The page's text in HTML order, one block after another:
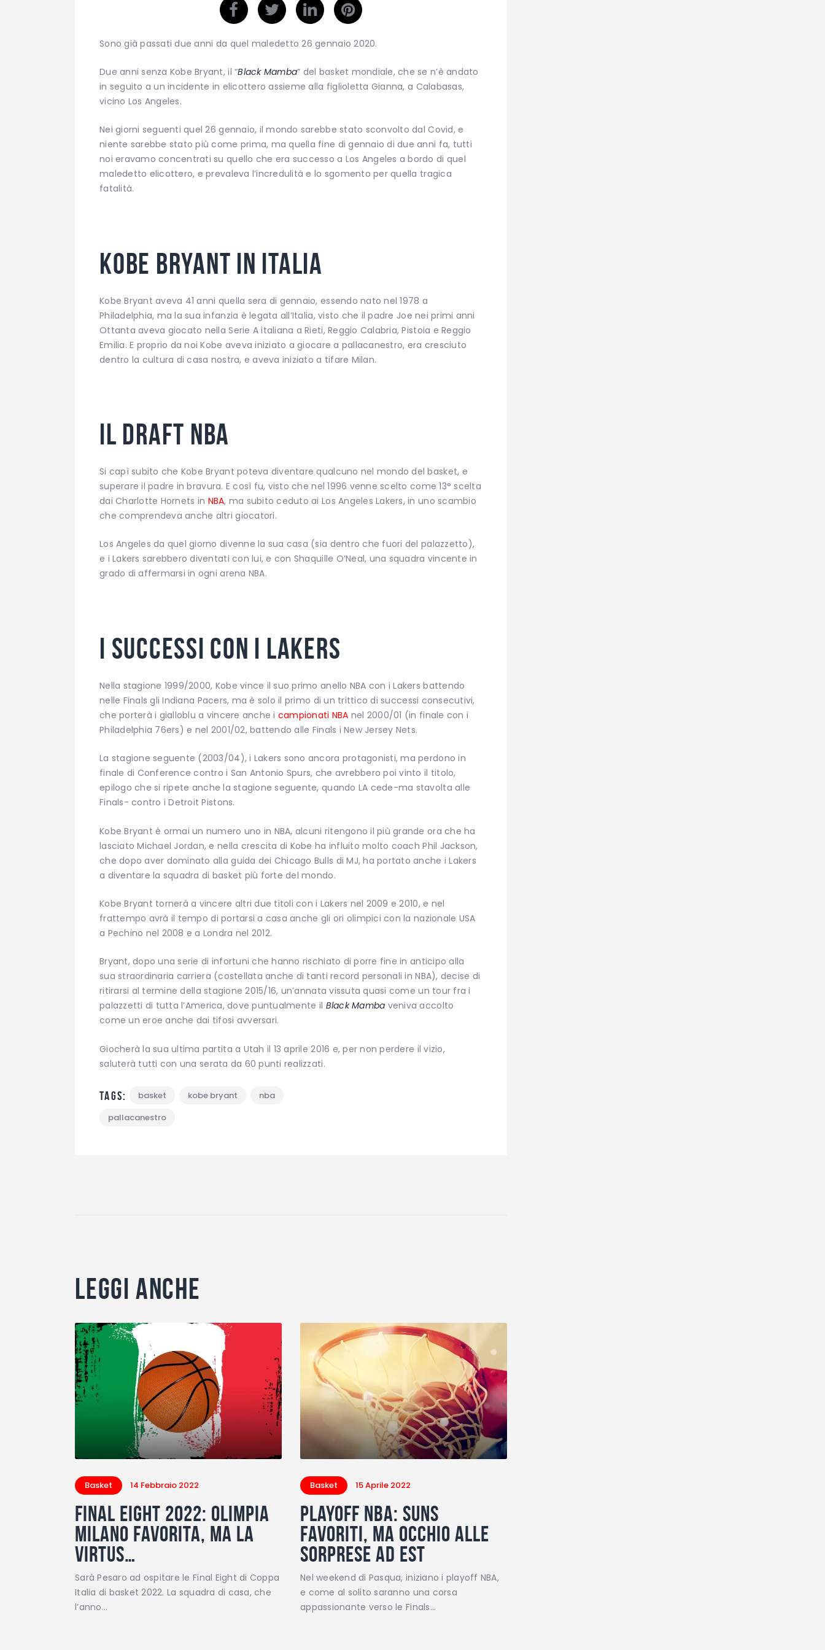
Sono già passati due anni da quel maledetto 26 gennaio 2020.
Due anni senza Kobe Bryant, il “Black Mamba” del basket mondiale, che se n’è andato
in seguito a un incidente in elicottero assieme alla figlioletta Gianna, a Calabasas,
vicino Los Angeles.
Nei giorni seguenti quel 26 gennaio, il mondo sarebbe stato sconvolto dal Covid, e
niente sarebbe stato più come prima, ma quella fine di gennaio di due anni fa, tutti
noi eravamo concentrati su quello che era successo a Los Angeles a bordo di quel
maledetto elicottero, e prevaleva l’incredulità e lo sgomento per quella tragica
fatalità.
Kobe Bryant in Italia
Kobe Bryant aveva 41 anni quella sera di gennaio, essendo nato nel 1978 a
Philadelphia, ma la sua infanzia è legata all’Italia, visto che il padre Joe nei primi anni
Ottanta aveva giocato nella Serie A italiana a Rieti, Reggio Calabria, Pistoia e Reggio
Emilia. E proprio da noi Kobe aveva iniziato a giocare a pallacanestro, era cresciuto
dentro la cultura di casa nostra, e aveva iniziato a tifare Milan.
Il draft NBA
Si capì subito che Kobe Bryant poteva diventare qualcuno nel mondo del basket, e
superare il padre in bravura. E così fu, visto che nel 1996 venne scelto come 13° scelta
dai Charlotte Hornets in NBA, ma subito ceduto ai Los Angeles Lakers, in uno scambio
che comprendeva anche altri giocatori.
Los Angeles da quel giorno divenne la sua casa (sia dentro che fuori del palazzetto),
e i Lakers sarebbero diventati con lui, e con Shaquille O’Neal, una squadra vincente in
grado di affermarsi in ogni arena NBA.
I successi con i Lakers
Nella stagione 1999/2000, Kobe vince il suo primo anello NBA con i Lakers battendo
nelle Finals gli Indiana Pacers, ma è solo il primo di un trittico di successi consecutivi,
che porterà i gialloblu a vincere anche i campionati NBA nel 2000/01 (in finale con i
Philadelphia 76ers) e nel 2001/02, battendo alle Finals i New Jersey Nets.
La stagione seguente (2003/04), i Lakers sono ancora protagonisti, ma perdono in
finale di Conference contro i San Antonio Spurs, che avrebbero poi vinto il titolo,
epilogo che si ripete anche la stagione seguente, quando LA cede-ma stavolta alle
Finals- contro i Detroit Pistons.
Kobe Bryant è ormai un numero uno in NBA, alcuni ritengono il più grande ora che ha
lasciato Michael Jordan, e nella crescita di Kobe ha influito molto coach Phil Jackson,
che dopo aver dominato alla guida dei Chicago Bulls di MJ, ha portato anche i Lakers
a diventare la squadra di basket più forte del mondo.
Kobe Bryant tornerà a vincere altri due titoli con i Lakers nel 2009 e 2010, e nel
frattempo avrà il tempo di portarsi a casa anche gli ori olimpici con la nazionale USA
a Pechino nel 2008 e a Londra nel 2012.
Bryant, dopo una serie di infortuni che hanno rischiato di porre fine in anticipo alla
sua straordinaria carriera (costellata anche di tanti record personali in NBA), decise di
ritirarsi al termine della stagione 2015/16, un’annata vissuta quasi come un tour fra i
palazzetti di tutta l’America, dove puntualmente il Black Mamba veniva accolto
come un eroe anche dai tifosi avversari.
Giocherà la sua ultima partita a Utah il 13 aprile 2016 e, per non perdere il vizio,
saluterà tutti con una serata da 60 punti realizzati.
Tags: basket kobe bryant
nba
pallacanestro
Leggi anche
Basket 14 Febbraio 2022
Final Eight 2022: Olimpia
Milano favorita, ma la
Virtus…
Sarà Pesaro ad ospitare le Final Eight di Coppa
Italia di basket 2022. La squadra di casa, che
l’anno…
Basket 15 Aprile 2022
Playoff NBA: Suns
favoriti, ma occhio alle
sorprese ad Est
Nel weekend di Pasqua, iniziano i playoff NBA,
e come al solito saranno una corsa
appassionante verso le Finals…